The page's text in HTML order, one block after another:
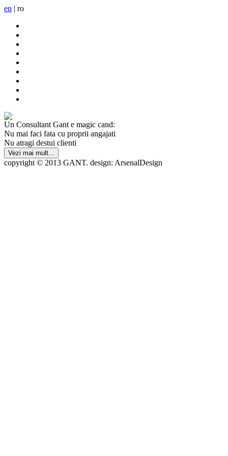
en | ro
Un Consultant Gant e magic cand:
Nu mai faci fata cu proprii angajati
Nu atragi destui clienti
copyright © 2013 GANT. design: ArsenalDesign